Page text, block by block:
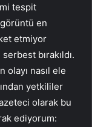
tespit
en
etmiyor
bırakıldı.
olayı nasıl ele
yetkililer
olarak bu
ediyorum: